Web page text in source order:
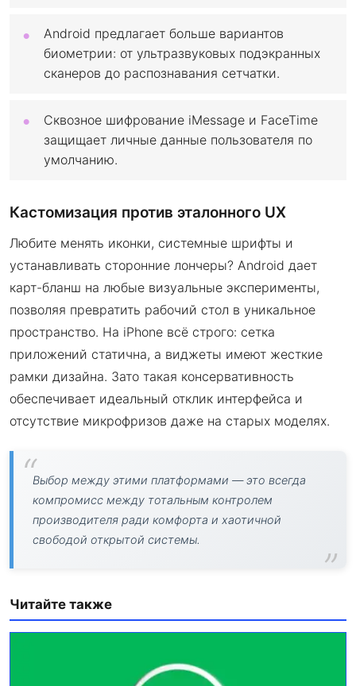
Android предлагает больше вариантов
биометрии: от ультразвуковых подэкранных
сканеров до распознавания сетчатки.
Сквозное шифрование iMessage и FaceTime
защищает личные данные пользователя по
умолчанию.
Кастомизация против эталонного UX
Любите менять иконки, системные шрифты и
устанавливать сторонние лончеры? Android дает
карт-бланш на любые визуальные эксперименты,
позволяя превратить рабочий стол в уникальное
пространство. На iPhone всё строго: сетка
приложений статична, а виджеты имеют жесткие
рамки дизайна. Зато такая консервативность
обеспечивает идеальный отклик интерфейса и
отсутствие микрофризов даже на старых моделях.
Выбор между этими платформами — это всегда
компромисс между тотальным контролем
производителя ради комфорта и хаотичной
свободой открытой системы.
Читайте также